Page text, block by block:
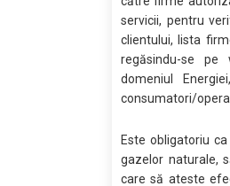
servicii, pentru
clientului, lista
regăsindu-se pe
domeniul
consumatori/
Este obligatoriu
gazelor naturale,
care să ateste